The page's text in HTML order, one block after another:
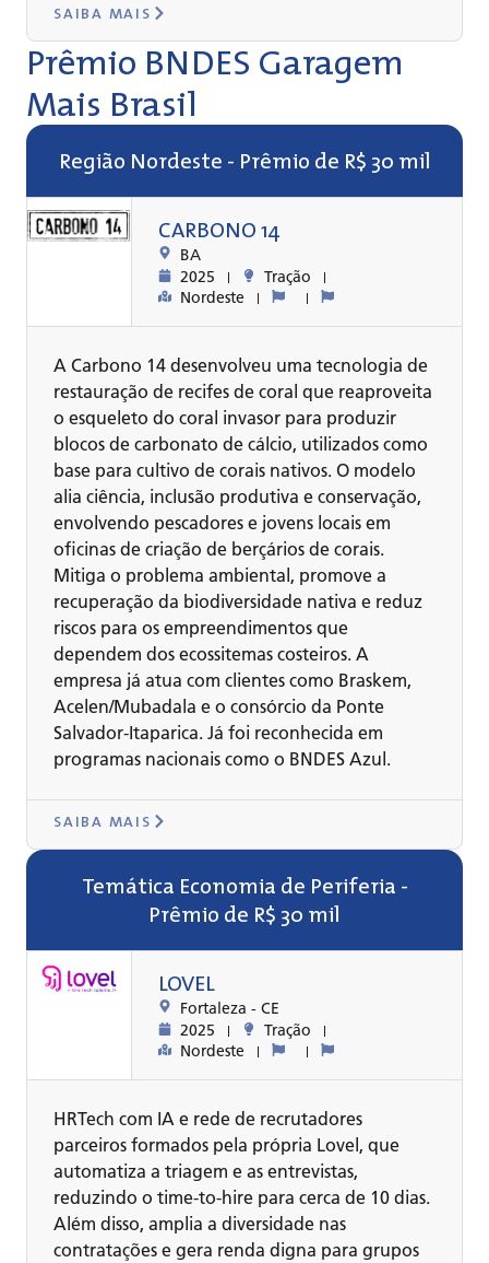
SAIBA MAIS
Prêmio BNDES Garagem
Mais Brasil
Região Nordeste - Prêmio de R$ 30 mil
CARBONO 14
BA
2025
Tração
Nordeste
A Carbono 14 desenvolveu uma tecnologia de
restauração de recifes de coral que reaproveita
o esqueleto do coral invasor para produzir
blocos de carbonato de cálcio, utilizados como
base para cultivo de corais nativos. O modelo
alia ciência, inclusão produtiva e conservação,
envolvendo pescadores e jovens locais em
oficinas de criação de berçários de corais.
Mitiga o problema ambiental, promove a
recuperação da biodiversidade nativa e reduz
riscos para os empreendimentos que
dependem dos ecossitemas costeiros. A
empresa já atua com clientes como Braskem,
Acelen/Mubadala e o consórcio da Ponte
Salvador-Itaparica. Já foi reconhecida em
programas nacionais como o BNDES Azul.
SAIBA MAIS
Temática Economia de Periferia -
Prêmio de R$ 30 mil​
LOVEL
Fortaleza - CE
2025
Tração
Nordeste
HRTech com IA e rede de recrutadores
parceiros formados pela própria Lovel, que
automatiza a triagem e as entrevistas,
reduzindo o time-to-hire para cerca de 10 dias.
Além disso, amplia a diversidade nas
contratações e gera renda digna para grupos